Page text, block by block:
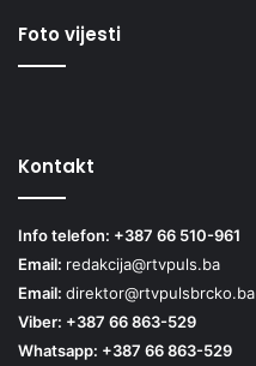
Foto vijesti
Kontakt
Info telefon: +387 66 510-961
Email: redakcija@rtvpuls.ba
Email: direktor@rtvpulsbrcko.ba
Viber: +387 66 863-529
Whatsapp: +387 66 863-529